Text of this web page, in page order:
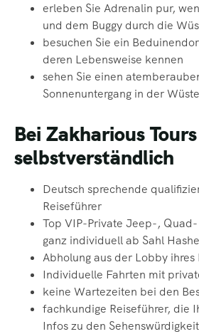
erleben Sie Adrenalin pur,
und dem Buggy durch die
besuchen Sie ein
deren Lebensweise kennen
sehen Sie einen
Sonnenuntergang in der Wüste
Bei Zakharious Tours
selbstverständlich
Deutsch sprechende
Reiseführer
Top VIP-Private Jeep-, Quad-
ganz individuell ab Sahl
Abholung aus der Lobby ihres
Individuelle Fahrten mit
keine Wartezeiten bei den
fachkundige Reiseführer, die
Infos zu den